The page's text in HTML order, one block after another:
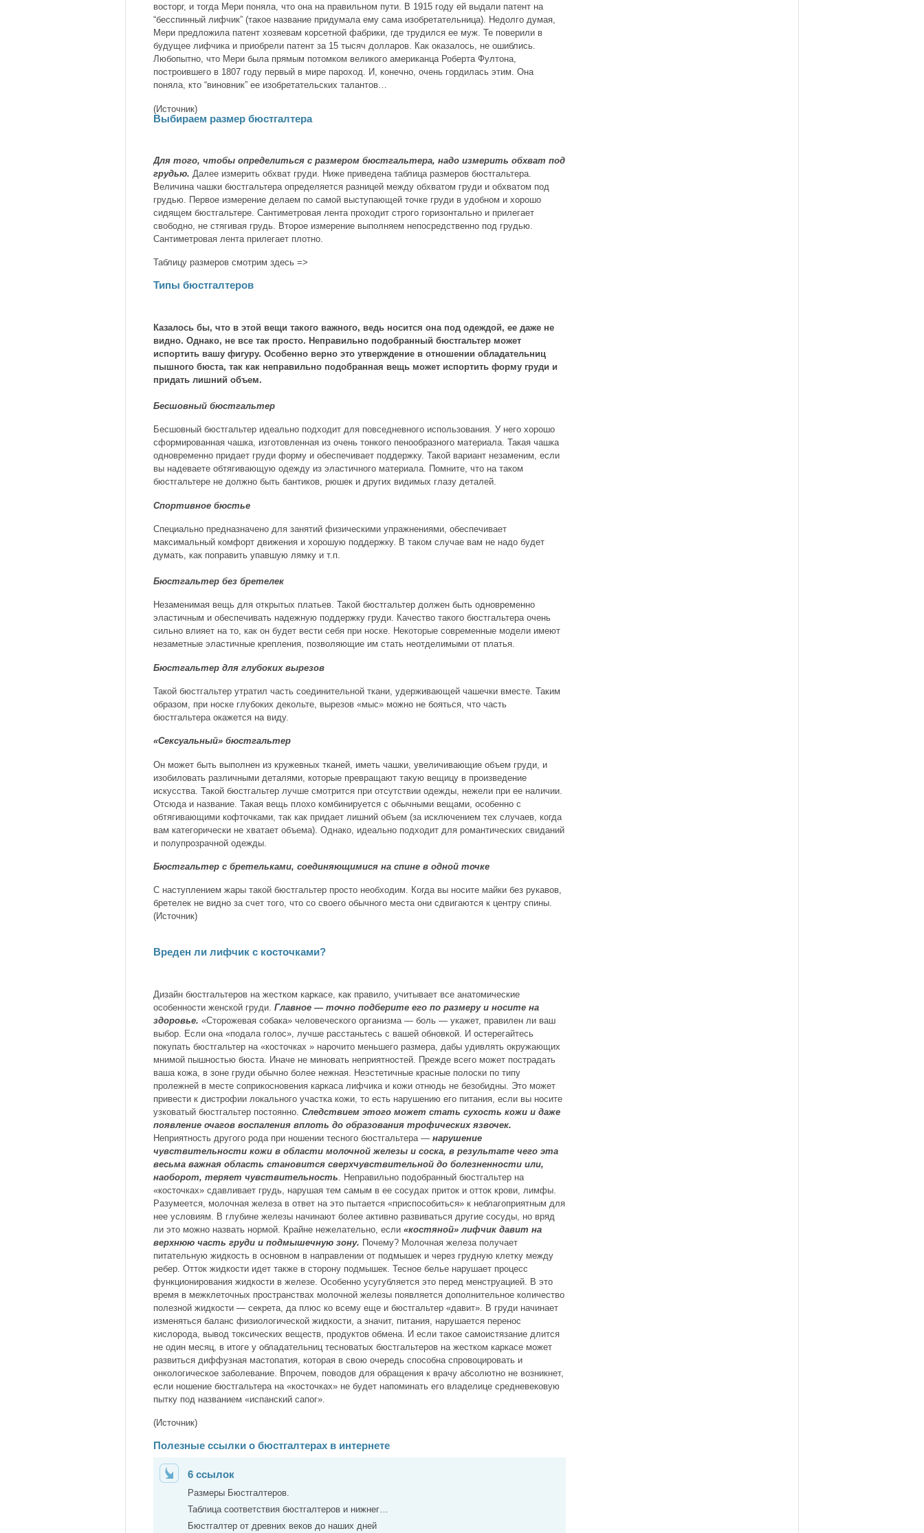
восторг, и тогда Мери поняла, что она на правильном пути. В 1915 году ей выдали патент на
“бесспинный лифчик” (такое название придумала ему сама изобретательница). Недолго думая,
Мери предложила патент хозяевам корсетной фабрики, где трудился ее муж. Те поверили в
будущее лифчика и приобрели патент за 15 тысяч долларов. Как оказалось, не ошиблись.
Любопытно, что Мери была прямым потомком великого американца Роберта Фултона,
построившего в 1807 году первый в мире пароход. И, конечно, очень гордилась этим. Она
поняла, кто “виновник” ее изобретательских талантов…
(Источник)
Выбираем размер бюстгалтера
Для того, чтобы определиться с размером бюстгальтера, надо измерить обхват под
грудью. Далее измерить обхват груди. Ниже приведена таблица размеров бюстгальтера.
Величина чашки бюстгальтера определяется разницей между обхватом груди и обхватом под
грудью. Первое измерение делаем по самой выступающей точке груди в удобном и хорошо
сидящем бюстгальтере. Сантиметровая лента проходит строго горизонтально и прилегает
свободно, не стягивая грудь. Второе измерение выполняем непосредственно под грудью.
Сантиметровая лента прилегает плотно.
Таблицу размеров смотрим здесь =>
Типы бюстгалтеров
Казалось бы, что в этой вещи такого важного, ведь носится она под одеждой, ее даже не
видно. Однако, не все так просто. Неправильно подобранный бюстгальтер может
испортить вашу фигуру. Особенно верно это утверждение в отношении обладательниц
пышного бюста, так как неправильно подобранная вещь может испортить форму груди и
придать лишний объем.
Бесшовный бюстгальтер
Бесшовный бюстгальтер идеально подходит для повседневного использования. У него хорошо
сформированная чашка, изготовленная из очень тонкого пенообразного материала. Такая чашка
одновременно придает груди форму и обеспечивает поддержку. Такой вариант незаменим, если
вы надеваете обтягивающую одежду из эластичного материала. Помните, что на таком
бюстгальтере не должно быть бантиков, рюшек и других видимых глазу деталей.
Спортивное бюстье
Специально предназначено для занятий физическими упражнениями, обеспечивает
максимальный комфорт движения и хорошую поддержку. В таком случае вам не надо будет
думать, как поправить упавшую лямку и т.п.
Бюстгальтер без бретелек
Незаменимая вещь для открытых платьев. Такой бюстгальтер должен быть одновременно
эластичным и обеспечивать надежную поддержку груди. Качество такого бюстгальтера очень
сильно влияет на то, как он будет вести себя при носке. Некоторые современные модели имеют
незаметные эластичные крепления, позволяющие им стать неотделимыми от платья.
Бюстгальтер для глубоких вырезов
Такой бюстгальтер утратил часть соединительной ткани, удерживающей чашечки вместе. Таким
образом, при носке глубоких декольте, вырезов «мыс» можно не бояться, что часть
бюстгальтера окажется на виду.
«Сексуальный» бюстгальтер
Он может быть выполнен из кружевных тканей, иметь чашки, увеличивающие объем груди, и
изобиловать различными деталями, которые превращают такую вещицу в произведение
искусства. Такой бюстгальтер лучше смотрится при отсутствии одежды, нежели при ее наличии.
Отсюда и название. Такая вещь плохо комбинируется с обычными вещами, особенно с
обтягивающими кофточками, так как придает лишний объем (за исключением тех случаев, когда
вам категорически не хватает объема). Однако, идеально подходит для романтических свиданий
и полупрозрачной одежды.
Бюстгальтер с бретельками, соединяющимися на спине в одной точке
С наступлением жары такой бюстгальтер просто необходим. Когда вы носите майки без рукавов,
бретелек не видно за счет того, что со своего обычного места они сдвигаются к центру спины.
(Источник)
Вреден ли лифчик с косточками?
Дизайн бюстгальтеров на жестком каркасе, как правило, учитывает все анатомические
особенности женской груди. Главное — точно подберите его по размеру и носите на
здоровье. «Сторожевая собака» человеческого организма — боль — укажет, правилен ли ваш
выбор. Если она «подала голос», лучше расстаньтесь с вашей обновкой. И остерегайтесь
покупать бюстгальтер на «косточках » нарочито меньшего размера, дабы удивлять окружающих
мнимой пышностью бюста. Иначе не миновать неприятностей. Прежде всего может пострадать
ваша кожа, в зоне груди обычно более нежная. Неэстетичные красные полоски по типу
пролежней в месте соприкосновения каркаса лифчика и кожи отнюдь не безобидны. Это может
привести к дистрофии локального участка кожи, то есть нарушению его питания, если вы носите
узковатый бюстгальтер постоянно. Следствием этого может стать сухость кожи и даже
появление очагов воспаления вплоть до образования трофических язвочек.
Неприятность другого рода при ношении тесного бюстгальтера — нарушение
чувствительности кожи в области молочной железы и соска, в результате чего эта
весьма важная область становится сверхчувствительной до болезненности или,
наоборот, теряет чувствительность
Неправильно подобранный бюстгальтер на
«косточках» сдавливает грудь, нарушая тем самым в ее сосудах приток и отток крови, лимфы.
Разумеется, молочная железа в ответ на это пытается «приспособиться» к неблагоприятным для
нее условиям. В глубине железы начинают более активно развиваться другие сосуды, но вряд
ли это можно назвать нормой. Крайне нежелательно, если «костяной» лифчик давит на
верхнюю часть груди и подмышечную зону. Почему? Молочная железа получает
питательную жидкость в основном в направлении от подмышек и через грудную клетку между
ребер. Отток жидкости идет также в сторону подмышек. Тесное белье нарушает процесс
функционирования жидкости в железе. Особенно усугубляется это перед менструацией. В это
время в межклеточных пространствах молочной железы появляется дополнительное количество
полезной жидкости — секрета, да плюс ко всему еще и бюстгальтер «давит». В груди начинает
изменяться баланс физиологической жидкости, а значит, питания, нарушается перенос
кислорода, вывод токсических веществ, продуктов обмена. И если такое самоистязание длится
не один месяц, в итоге у обладательниц тесноватых бюстгальтеров на жестком каркасе может
развиться диффузная мастопатия, которая в свою очередь способна спровоцировать и
онкологическое заболевание. Впрочем, поводов для обращения к врачу абсолютно не возникнет,
если ношение бюстгальтера на «косточках» не будет напоминать его владелице средневековую
пытку под названием «испанский сапог».
(Источник)
Полезные ссылки о бюстгалтерах в интернете
6 ссылок
Размеры Бюстгалтеров.
Таблица соответствия бюстгалтеров и нижнег…
Бюстгалтер от древних веков до наших дней